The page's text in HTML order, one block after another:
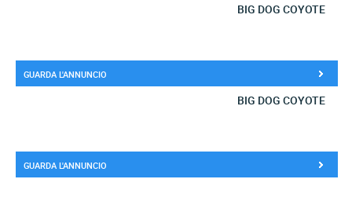
BIG DOG COYOTE
GUARDA L'ANNUNCIO
BIG DOG COYOTE
GUARDA L'ANNUNCIO